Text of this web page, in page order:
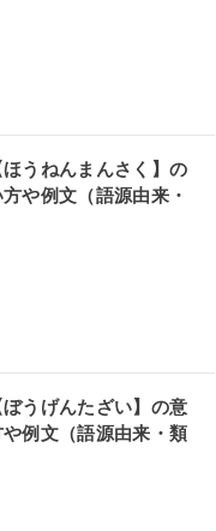
うねんまんさく】の
や例文（語源由来・
うげんたざい】の意
や例文（語源由来・類